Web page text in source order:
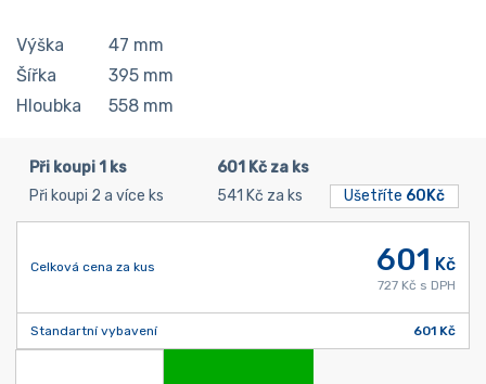
Výška 47 mm
Šířka
395 mm
Hloubka
558 mm
Při koupi 1 ks
601 Kč za ks
Při koupi 2 a více ks
541 Kč za ks Ušetříte 60Kč
Celková cena za kus 601 Kč
727 Kč s DPH
Standartní vybavení 601 Kč